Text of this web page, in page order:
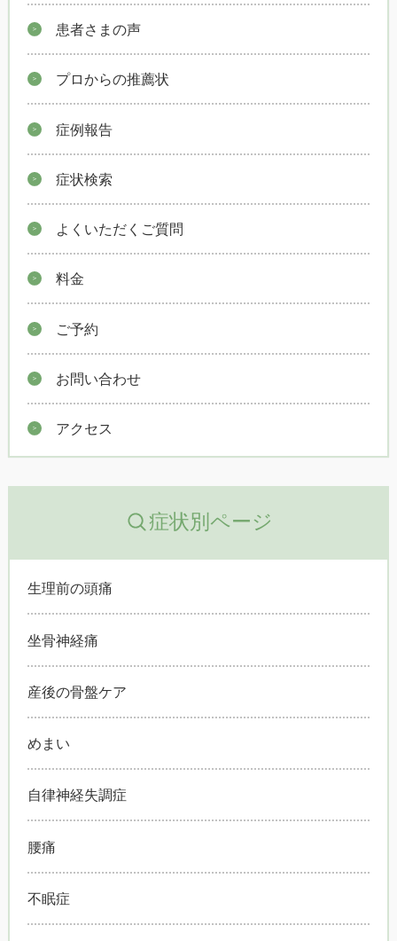
患者さまの声
プロからの推薦状
症例報告
症状検索
よくいただくご質問
料金
ご予約
お問い合わせ
アクセス
症状別ページ
生理前の頭痛
坐骨神経痛
産後の骨盤ケア
めまい
自律神経失調症
腰痛
不眠症